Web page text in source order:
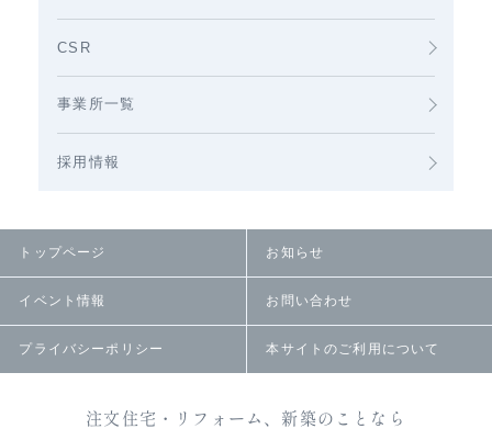
CSR
事業所一覧
採用情報
トップページ お知らせ
イベント情報 お問い合わせ
プライバシーポリシー 本サイトのご利用について
注文住宅・リフォーム、新築のことなら